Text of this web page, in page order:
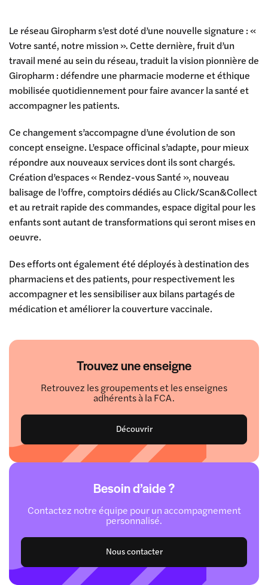
Trouvez une enseigne
Retrouvez les groupements et les enseignes
adhérents à la FCA.
Découvrir
Besoin d’aide ?
Contactez notre équipe pour un accompagnement
personnalisé.
Nous contacter
Le réseau Giropharm s’est doté d’une nouvelle signature : «
Votre santé, notre mission ». Cette dernière, fruit d’un
travail mené au sein du réseau, traduit la vision pionnière de
Giropharm : défendre une pharmacie moderne et éthique
mobilisée quotidiennement pour faire avancer la santé et
accompagner les patients.
Ce changement s’accompagne d’une évolution de son
concept enseigne. L’espace officinal s’adapte, pour mieux
répondre aux nouveaux services dont ils sont chargés.
Création d’espaces « Rendez-vous Santé », nouveau
balisage de l’offre, comptoirs dédiés au Click/Scan&Collect
et au retrait rapide des commandes, espace digital pour les
enfants sont autant de transformations qui seront mises en
oeuvre.
Des efforts ont également été déployés à destination des
pharmaciens et des patients, pour respectivement les
accompagner et les sensibiliser aux bilans partagés de
médication et améliorer la couverture vaccinale.